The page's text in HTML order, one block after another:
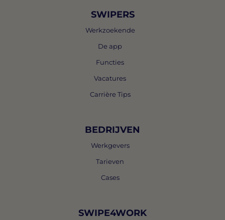
SWIPERS
Werkzoekende
De app
Functies
Vacatures
Carrière Tips
BEDRIJVEN
Werkgevers
Tarieven
Cases
SWIPE4WORK